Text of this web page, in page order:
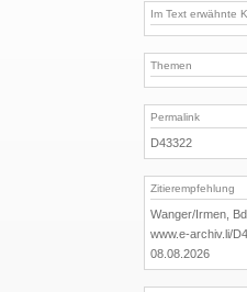
Im Text erwähnte
Themen
Permalink
D43322
Zitierempfehlung
Wanger/Irmen,
www.e-archiv.li/
08.08.2026